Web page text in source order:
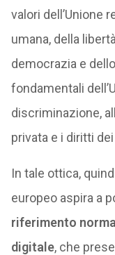
valori dell’Unione
umana, della
democrazia e
fondamentali
discriminazione,
privata e i diritti
In tale ottica,
europeo aspira a
riferimento
digitale, che